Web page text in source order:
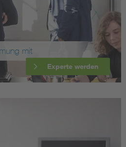
mit
Experte werden